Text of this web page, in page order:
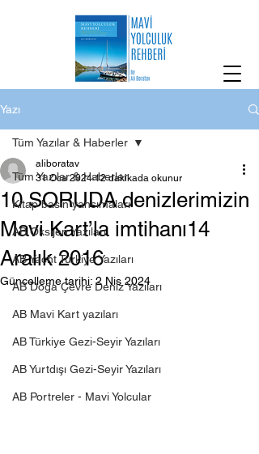
Yazı
Tüm Yazılar & Haberler
Kitap basın yansımaları
AB Oksijen Yazıları
AB Yacht Türkiye Yazıları
AB Doğa Çevre Deniz Yazıları
AB Mavi Kart yazıları
AB Türkiye Gezi-Seyir Yazıları
AB Yurtdışı Gezi-Seyir Yazıları
AB Portreler - Mavi Yolcular
Tüm Yazılar & Haberler
10 SORUDA denizlerimizin
Mavi Kart’la imtihanı14
Aralık 2016
aliboratav
31 Oca 2024 12 dakikada okunur
Güncelleme tarihi: 2 Nis 2024